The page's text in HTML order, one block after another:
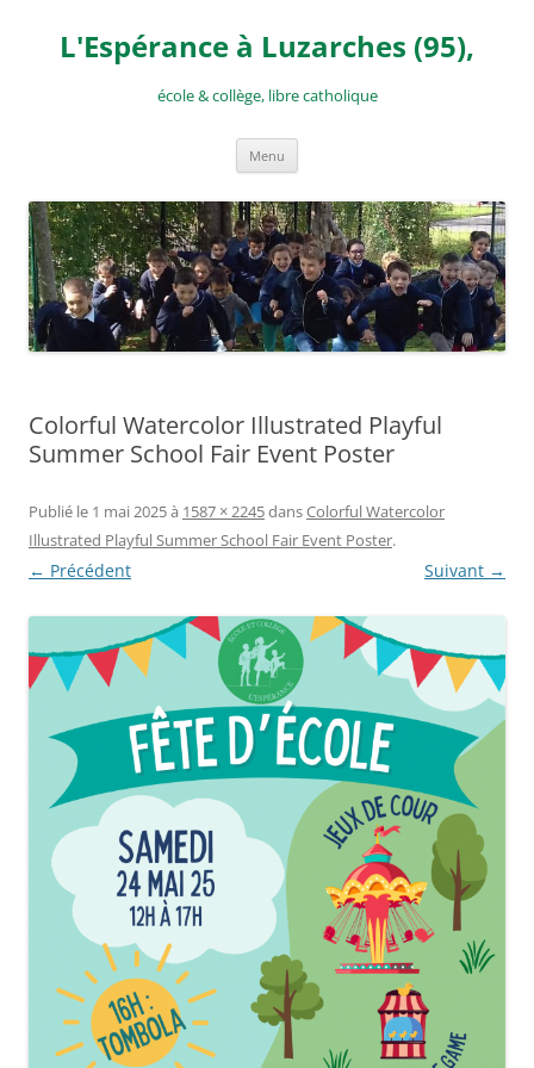
contenu
L'Espérance à Luzarches (95),
école & collège, libre catholique
Menu
Colorful Watercolor Illustrated Playful
Summer School Fair Event Poster
Publié le 1 mai 2025à 1587 × 2245dansColorful Watercolor
Illustrated Playful Summer School Fair Event Poster.
← Précédent Suivant →